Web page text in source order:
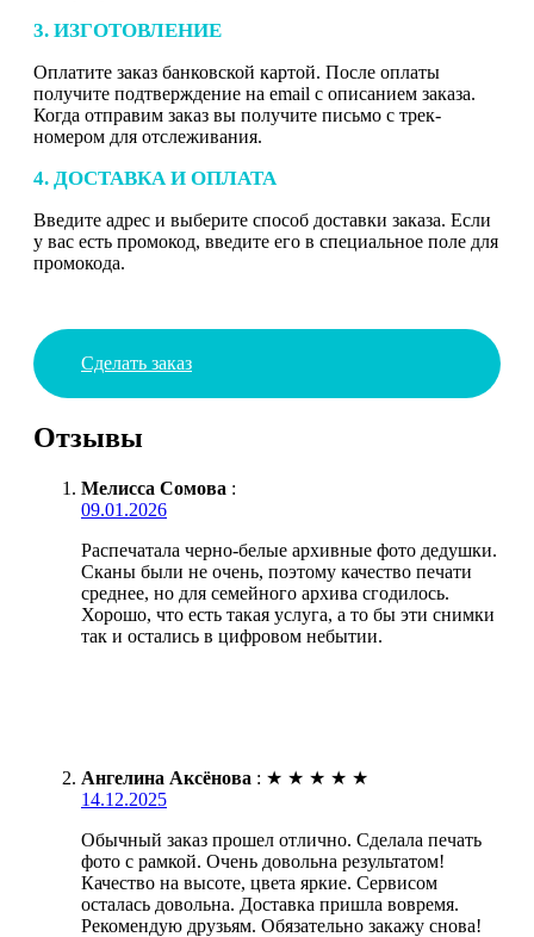
3. ИЗГОТОВЛЕНИЕ
Оплатите заказ банковской картой. После оплаты
получите подтверждение на email с описанием заказа.
Когда отправим заказ вы получите письмо с трек-
номером для отслеживания.
4. ДОСТАВКА И ОПЛАТА
Введите адрес и выберите способ доставки заказа. Если
у вас есть промокод, введите его в специальное поле для
промокода.
Сделать заказ
Отзывы
Мелисса Сомова :
09.01.2026
Распечатала черно-белые архивные фото дедушки.
Сканы были не очень, поэтому качество печати
среднее, но для семейного архива сгодилось.
Хорошо, что есть такая услуга, а то бы эти снимки
так и остались в цифровом небытии.
Ангелина Аксёнова : ★ ★ ★ ★ ★
14.12.2025
Обычный заказ прошел отлично. Сделала печать
фото с рамкой. Очень довольна результатом!
Качество на высоте, цвета яркие. Сервисом
осталась довольна. Доставка пришла вовремя.
Рекомендую друзьям. Обязательно закажу снова!